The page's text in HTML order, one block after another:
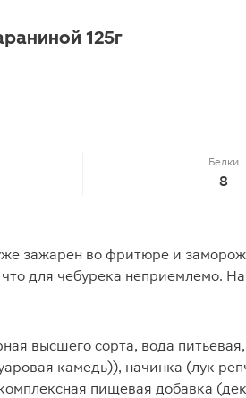
125г
Белки
8
зажарен во фритюре и
для чебурека неприемлемо.
высшего сорта, вода
камедь)), начинка (лук
пищевая добавка